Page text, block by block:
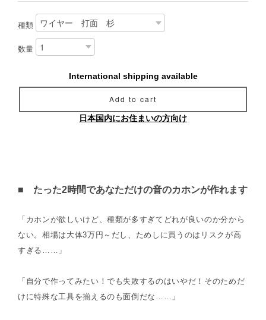
種類
数量
International shipping available
Add to cart
日本国内にお住まいの方向け
■ たった2時間であなただけの音のカホンが作れます
「カホンが欲しいけど、種類が多すぎてどれが良いのか分から
ない。相場は大体3万円～だし、ためしに買うのはリスクが高
すぎる……」
「自分で作ってみたい！でも失敗するのはいやだ！そのためだ
けに特殊な工具を揃えるのも面倒だな……」